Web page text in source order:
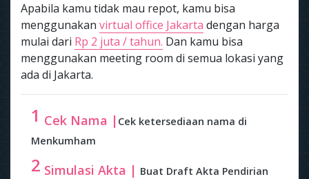
Apabila kamu tidak mau repot, kamu bisa
menggunakan virtual office Jakarta dengan harga
mulai dari Rp 2 juta / tahun. Dan kamu bisa
menggunakan meeting room di semua lokasi yang
ada di Jakarta.
1 Cek Nama | Cek ketersediaan nama di
Menkumham
2 Simulasi Akta | Buat Draft Akta Pendirian